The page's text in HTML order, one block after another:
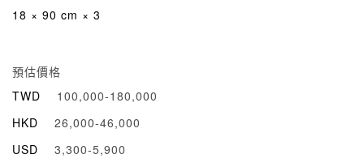
18 × 90 cm × 3
預估價格
TWD
100,000-180,000
HKD
26,000-46,000
USD
3,300-5,900